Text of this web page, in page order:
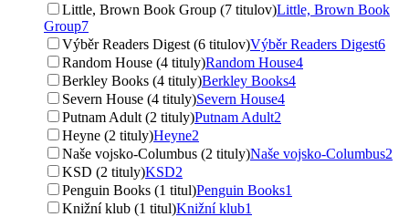
Little, Brown Book Group (7 titulov)Little, Brown Book
Group7
Výběr Readers Digest (6 titulov)Výběr Readers Digest6
Random House (4 tituly)Random House4
Berkley Books (4 tituly)Berkley Books4
Severn House (4 tituly)Severn House4
Putnam Adult (2 tituly)Putnam Adult2
Heyne (2 tituly)Heyne2
Naše vojsko-Columbus (2 tituly)Naše vojsko-Columbus2
KSD (2 tituly)KSD2
Penguin Books (1 titul)Penguin Books1
Knižní klub (1 titul)Knižní klub1